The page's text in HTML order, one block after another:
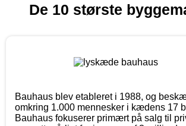
De 10 største
Bauhaus blev etableret i 1988, og
omkring 1.000 mennesker i kædens 17
Bauhaus fokuserer primært på salg til